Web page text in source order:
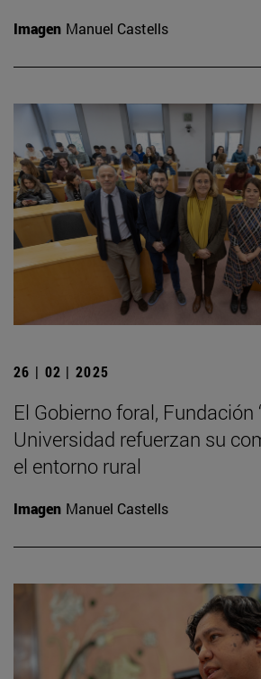
Imagen Manuel Castells
26 | 02 | 2025
El Gobierno foral, Fundación
Universidad refuerzan su
el entorno rural
Imagen Manuel Castells